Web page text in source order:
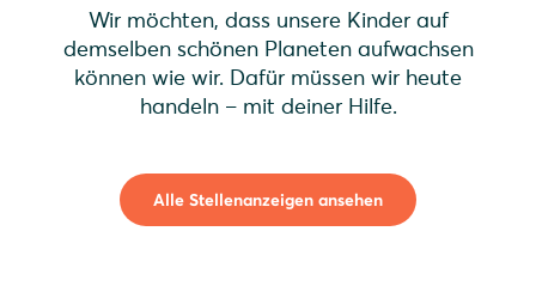
Wir möchten, dass unsere Kinder auf
demselben schönen Planeten aufwachsen
können wie wir. Dafür müssen wir heute
handeln – mit deiner Hilfe.
Alle Stellenanzeigen ansehen